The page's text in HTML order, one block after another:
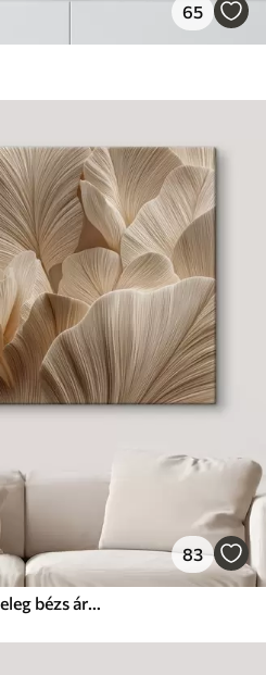
65
83
Dombornyomott levelek meleg bézs árnyalatokban